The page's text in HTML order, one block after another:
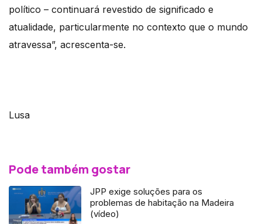
político – continuará revestido de significado e
atualidade, particularmente no contexto que o mundo
atravessa”, acrescenta-se.
Lusa
Pode também gostar
JPP exige soluções para os
problemas de habitação na Madeira
(vídeo)